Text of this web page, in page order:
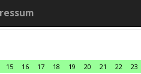
15 16 17 18 19 20 21 22
23